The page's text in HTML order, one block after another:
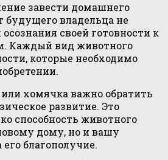
завести домашнего
будущего владельца не
своей готовности к
Каждый вид животного
которые необходимо
хомячка важно обратить
развитие. Это
способность животного
дому, но и вашу
его благополучие.